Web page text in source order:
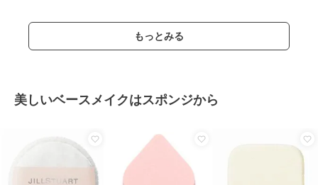
もっとみる
美しいベースメイクはスポンジから